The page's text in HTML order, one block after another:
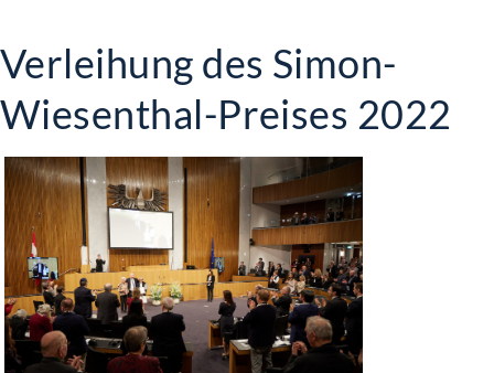
Verleihung des Simon-
Wiesenthal-Preises 2022